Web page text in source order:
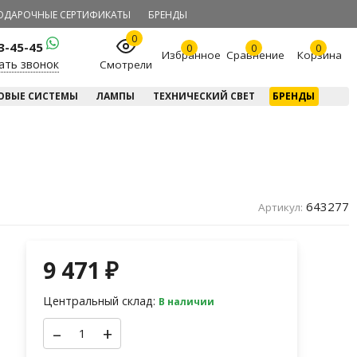
СЕРТИФИКАТЫ БРЕНДЫ
45-45
звонок
0
Смотрели
0
Избранное 0
Сравнение 0
Корзина
СИСТЕМЫ ЛАМПЫ ТЕХНИЧЕСКИЙ СВЕТ БРЕНДЫ
Артикул: 643277
9 471₽
Центральный склад: В наличии
– +